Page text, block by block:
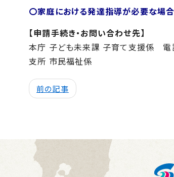
〇家庭における発達指導が必要な場
【申請手続き・お問い合わせ先】
本庁 子ども未来課 子育て支援係
支所 市民福祉係
前の記事